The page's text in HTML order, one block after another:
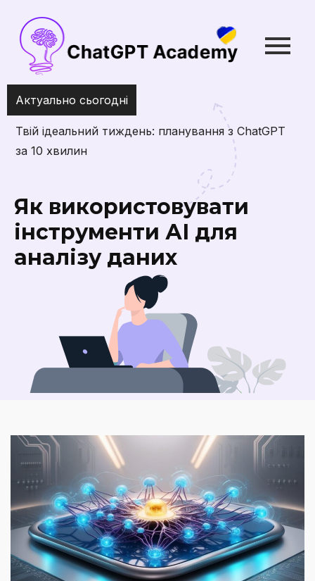
Актуально сьогодні
Твій ідеальний тиждень: планування з ChatGPT
за 10 хвилин
Як використовувати
інструменти АІ для
аналізу даних